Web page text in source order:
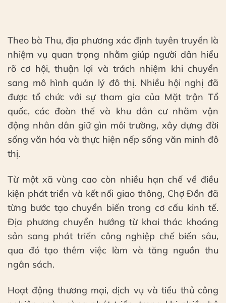
Theo bà Thu, địa phương xác định tuyên truyền là
nhiệm vụ quan trọng nhằm giúp người dân hiểu
rõ cơ hội, thuận lợi và trách nhiệm khi chuyển
sang mô hình quản lý đô thị. Nhiều hội nghị đã
được tổ chức với sự tham gia của Mặt trận Tổ
quốc, các đoàn thể và khu dân cư nhằm vận
động nhân dân giữ gìn môi trường, xây dựng đời
sống văn hóa và thực hiện nếp sống văn minh đô
thị.
Từ một xã vùng cao còn nhiều hạn chế về điều
kiện phát triển và kết nối giao thông, Chợ Đồn đã
từng bước tạo chuyển biến trong cơ cấu kinh tế.
Địa phương chuyển hướng từ khai thác khoáng
sản sang phát triển công nghiệp chế biến sâu,
qua đó tạo thêm việc làm và tăng nguồn thu
ngân sách.
Hoạt động thương mại, dịch vụ và tiểu thủ công